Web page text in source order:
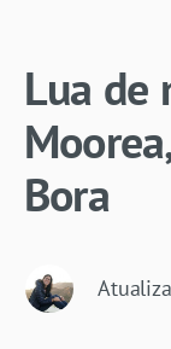
Lua de
Bora